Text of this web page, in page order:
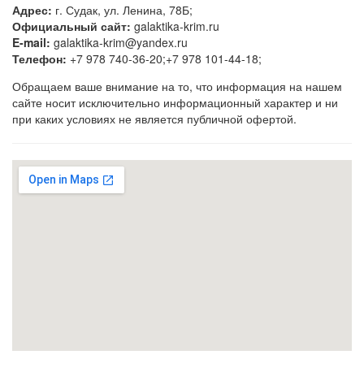
Адрес: г. Судак, ул. Ленина, 78Б;
Официальный сайт: galaktika-krim.ru
E-mail: galaktika-krim@yandex.ru
Телефон: +7 978 740-36-20;+7 978 101-44-18;
Обращаем ваше внимание на то, что информация на нашем
сайте носит исключительно информационный характер и ни
при каких условиях не является публичной офертой.